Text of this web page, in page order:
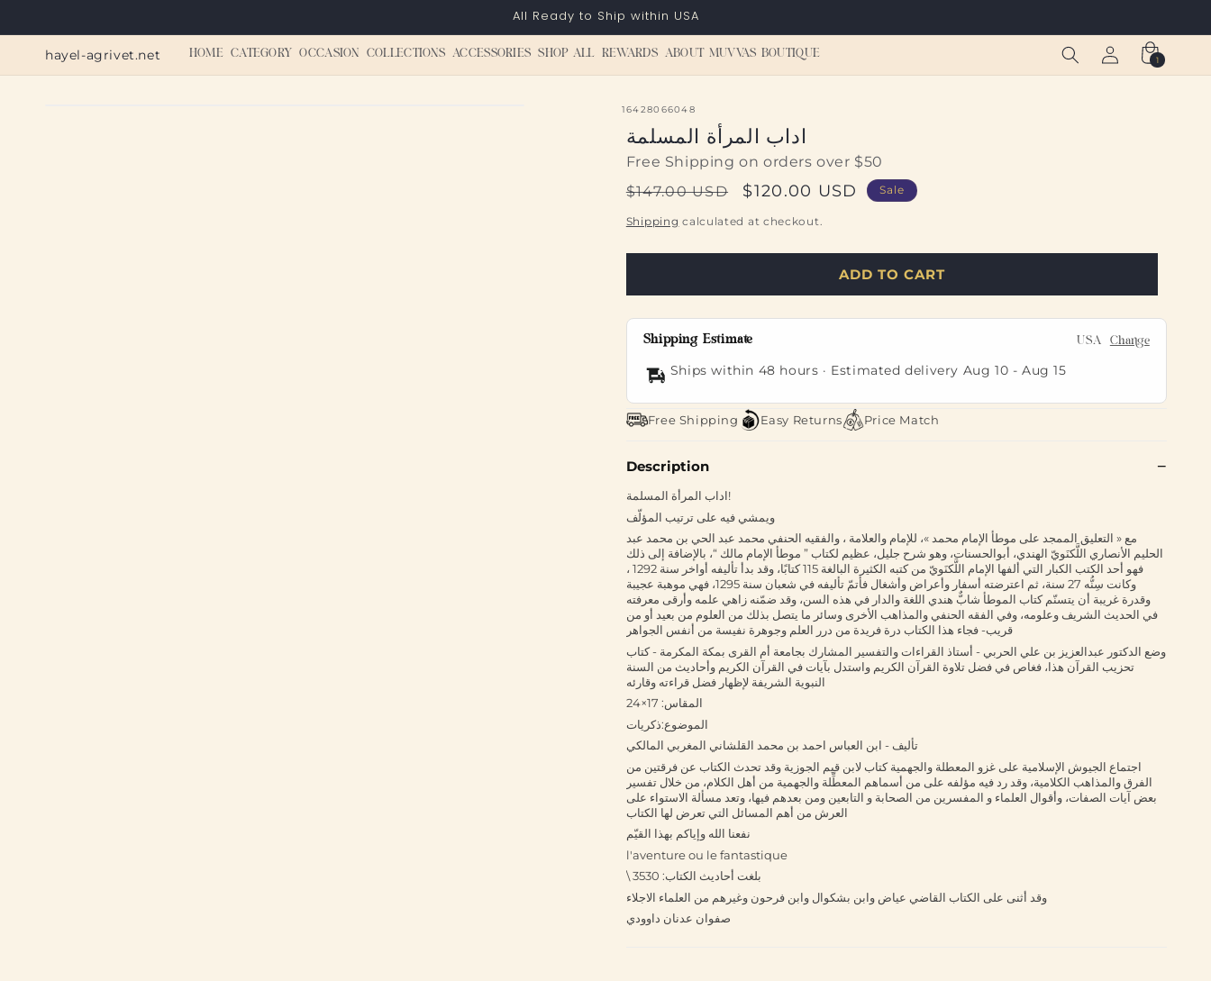
All Ready to Ship within USA
hayel-agrivet.net HOME CATEGORY OCCASION COLLECTIONS ACCESSORIES SHOP ALL REWARDS ABOUT MUVVAS BOUTIQUE
Log
in
Cart
1
1
item
SKU:
16428066048
اداب المرأة المسلمة
Free Shipping on orders over $50
Regular
price
$147.00 USD
Sale
price
$120.00 USD Sale
Shipping calculated at checkout.
ADD TO CART
Shipping Estimate USA Change
Ships within 48 hours · Estimated delivery Aug 10 -Aug 15
Free Shipping Easy Returns Price Match
Description
اداب المرأة المسلمة!
ويمشي فيه على ترتيب المؤلّف
مع « التعليق الممجد على موطأ الإمام محمد »، للإمام والعلامة ، والفقيه الحنفي محمد عبد الحي بن محمد عبد
الحليم الأنصاري اللَّكنَويّ الهندي، أبوالحسنات، وهو شرح جليل، عظيم لكتاب ” موطأ الإمام مالك “، بالإضافة إلى ذلك
فهو أحد الكتب الكبار التي ألفها الإمام اللَّكنَويّ من كتبه الكثيرة البالغة 115 كتابًا، وقد بدأ تأليفه أواخر سنة 1292 ،
وكانت سِنُّه 27 سنة، ثم اعترضته أسفار وأعراض وأشغال فأتمّ تأليفه في شعبان سنة 1295، فهي موهبة عجيبة
وقدرة غريبة أن يتسنّم كتاب الموطأ شابٌّ هندي اللغة والدار في هذه السن، وقد ضمّنه زاهي علمه وأرقى معرفته
في الحديث الشريف وعلومه، وفي الفقه الحنفي والمذاهب الأخرى وسائر ما يتصل بذلك من العلوم من بعيد أو من
قريب- فجاء هذا الكتاب درة فريدة من درر العلم وجوهرة نفيسة من أنفس الجواهر
وضع الدكتور عبدالعزيز بن علي الحربي - أستاذ القراءات والتفسير المشارك بجامعة أم القرى بمكة المكرمة - كتاب
تحزيب القرآن هذا، فغاص في فضل تلاوة القرآن الكريم واستدل بآيات في القرآن الكريم وأحاديث من السنة
النبوية الشريفة لإظهار فضل قراءته وقارئه
المقاس: 17×24
الموضوع:ذكريات
تأليف - ابن العباس احمد بن محمد القلشاني المغربي المالكي
اجتماع الجيوش الإسلامية على غزو المعطلة والجهمية كتاب لابن قيم الجوزية وقد تحدث الكتاب عن فرقتين من
الفرق والمذاهب الكلامية، وقد رد فيه مؤلفه على من أسماهم المعطِّلة والجهمية من أهل الكلام، من خلال تفسير
بعض آيات الصفات، وأقوال العلماء و المفسرين من الصحابة و التابعين ومن بعدهم فيها، وتعد مسألة الاستواء على
العرش من أهم المسائل التي تعرض لها الكتاب
نفعنا الله وإياكم بهذا القيّم
l'aventure ou le fantastique
\ بلغت أحاديث الكتاب: 3530
وقد أثنى على الكتاب القاضي عياض وابن بشكوال وابن فرحون وغيرهم من العلماء الاجلاء
صفوان عدنان داوودي